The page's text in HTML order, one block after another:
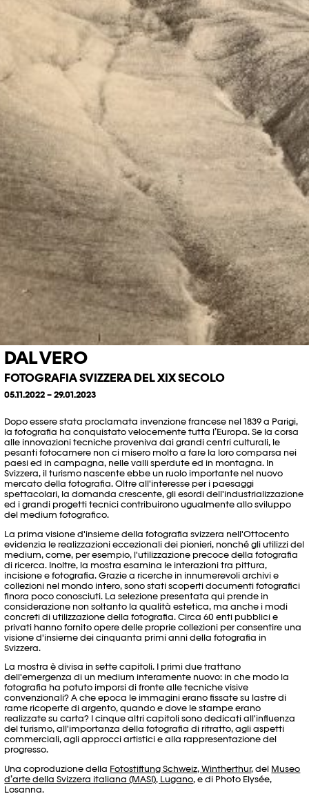
DAL VERO
FOTOGRAFIA SVIZZERA DEL XIX SECOLO
05.11.2022 – 29.01.2023
Dopo essere stata proclamata invenzione francese nel 1839 a Parigi,
la fotografia ha conquistato velocemente tutta l’Europa. Se la corsa
alle innovazioni tecniche proveniva dai grandi centri culturali, le
pesanti fotocamere non ci misero molto a fare la loro comparsa nei
paesi ed in campagna, nelle valli sperdute ed in montagna. In
Svizzera, il turismo nascente ebbe un ruolo importante nel nuovo
mercato della fotografia. Oltre all'interesse per i paesaggi
spettacolari, la domanda crescente, gli esordi dell'industrializzazione
ed i grandi progetti tecnici contribuirono ugualmente allo sviluppo
del medium fotografico.
La prima visione d'insieme della fotografia svizzera nell'Ottocento
evidenzia le realizzazioni eccezionali dei pionieri, nonché gli utilizzi del
medium, come, per esempio, l'utilizzazione precoce della fotografia
di ricerca. Inoltre, la mostra esamina le interazioni tra pittura,
incisione e fotografia. Grazie a ricerche in innumerevoli archivi e
collezioni nel mondo intero, sono stati scoperti documenti fotografici
finora poco conosciuti. La selezione presentata qui prende in
considerazione non soltanto la qualità estetica, ma anche i modi
concreti di utilizzazione della fotografia. Circa 60 enti pubblici e
privati hanno fornito opere delle proprie collezioni per consentire una
visione d'insieme dei cinquanta primi anni della fotografia in
Svizzera.
La mostra è divisa in sette capitoli. I primi due trattano
dell'emergenza di un medium interamente nuovo: in che modo la
fotografia ha potuto imporsi di fronte alle tecniche visive
convenzionali? A che epoca le immagini erano fissate su lastre di
rame ricoperte di argento, quando e dove le stampe erano
realizzate su carta? I cinque altri capitoli sono dedicati all'influenza
del turismo, all'importanza della fotografia di ritratto, agli aspetti
commerciali, agli approcci artistici e alla rappresentazione del
progresso.
Una coproduzione della Fotostiftung Schweiz, Wintherthur, del Museo
d’arte della Svizzera italiana (MASI), Lugano, e di Photo Elysée,
Losanna.